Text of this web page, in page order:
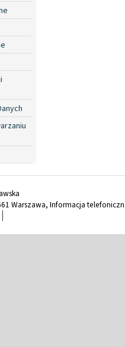
Warszawa, Informacja